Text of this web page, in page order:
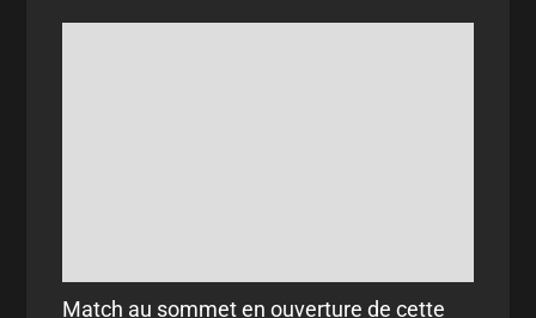
Match au sommet en ouverture de cette